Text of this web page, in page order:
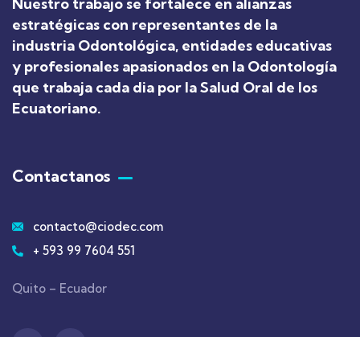
Nuestro trabajo se fortalece en alianzas
estratégicas con representantes de la
industria Odontológica, entidades educativas
y profesionales apasionados en la Odontología
que trabaja cada dia por la Salud Oral de los
Ecuatoriano.
Contactanos
contacto@ciodec.com
+ 593 99 7604 551
Quito – Ecuador